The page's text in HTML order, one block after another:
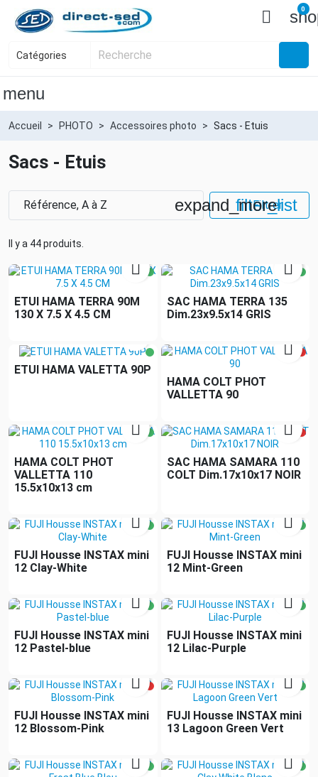
 0
menu
Accueil PHOTO Accessoires photo Sacs - Etuis
Sacs - Etuis
Il y a 44 produits.
Référence, A à Z expand_more
filter_list
Filtrer

ETUI HAMA TERRA 90M
130 X 7.5 X 4.5 CM

SAC HAMA TERRA 135
Dim.23x9.5x14 GRIS
ETUI HAMA VALETTA 90P

HAMA COLT PHOT
VALLETTA 90

HAMA COLT PHOT
VALLETTA 110
15.5x10x13 cm

SAC HAMA SAMARA 110
COLT Dim.17x10x17 NOIR

FUJI Housse INSTAX mini
12 Clay-White

FUJI Housse INSTAX mini
12 Mint-Green

FUJI Housse INSTAX mini
12 Pastel-blue

FUJI Housse INSTAX mini
12 Lilac-Purple

FUJI Housse INSTAX mini
12 Blossom-Pink

FUJI Housse INSTAX mini
13 Lagoon Green Vert
 